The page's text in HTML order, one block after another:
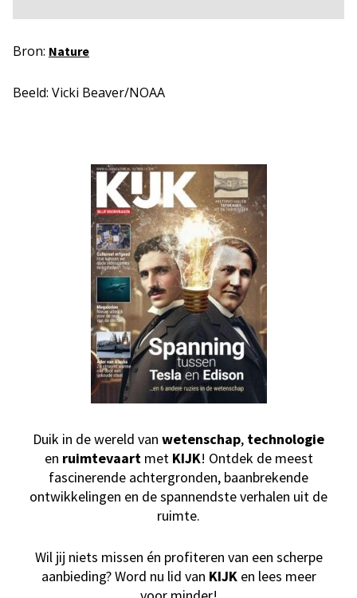
Bron: Nature
Beeld: Vicki Beaver/NOAA
Duik in de wereld van wetenschap, technologie
en ruimtevaartmet KIJK! Ontdek de meest
fascinerende achtergronden, baanbrekende
ontwikkelingen en de spannendste verhalen uit de
ruimte.
Wil jij niets missen én profiteren van een scherpe
aanbieding? Word nu lid van KIJKen lees meer